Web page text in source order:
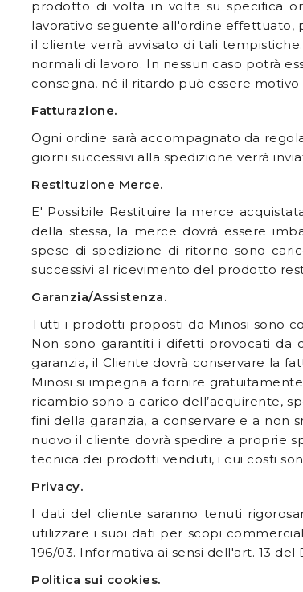
prodotto di volta in volta su specifica
lavorativo seguente all'ordine effettuato,
il cliente verrà avvisato di tali
normali di lavoro. In nessun caso potrà
consegna, né il ritardo può essere
Fatturazione.
Ogni ordine sarà accompagnato da
giorni successivi alla spedizione verrà
Restituzione Merce.
E' Possibile Restituire la merce
della stessa, la merce dovrà essere
spese di spedizione di ritorno sono
successivi al ricevimento del prodotto
Garanzia/Assistenza.
Tutti i prodotti proposti da Minosi sono
Non sono garantiti i difetti provocati da
garanzia, il Cliente dovrà conservare la
Minosi si impegna a fornire
ricambio sono a carico dell’acquirente,
fini della garanzia, a conservare e a non
nuovo il cliente dovrà spedire a proprie
tecnica dei prodotti venduti, i cui costi
Privacy.
I dati del cliente saranno tenuti
utilizzare i suoi dati per scopi
196/03. Informativa ai sensi dell'art. 13
Politica sui cookies.